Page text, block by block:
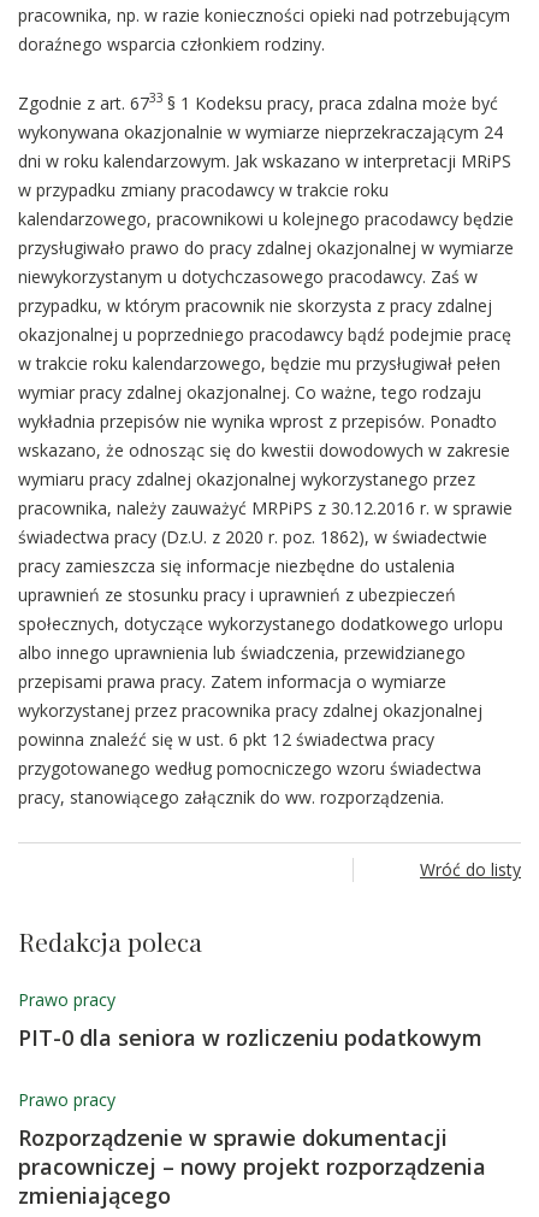
pracownika, np. w razie konieczności opieki nad potrzebującym
doraźnego wsparcia członkiem rodziny.
Zgodnie z art. 6733 § 1 Kodeksu pracy, praca zdalna może być
wykonywana okazjonalnie w wymiarze nieprzekraczającym 24
dni w roku kalendarzowym. Jak wskazano w interpretacji MRiPS
w przypadku zmiany pracodawcy w trakcie roku
kalendarzowego, pracownikowi u kolejnego pracodawcy będzie
przysługiwało prawo do pracy zdalnej okazjonalnej w wymiarze
niewykorzystanym u dotychczasowego pracodawcy. Zaś w
przypadku, w którym pracownik nie skorzysta z pracy zdalnej
okazjonalnej u poprzedniego pracodawcy bądź podejmie pracę
w trakcie roku kalendarzowego, będzie mu przysługiwał pełen
wymiar pracy zdalnej okazjonalnej. Co ważne, tego rodzaju
wykładnia przepisów nie wynika wprost z przepisów. Ponadto
wskazano, że odnosząc się do kwestii dowodowych w zakresie
wymiaru pracy zdalnej okazjonalnej wykorzystanego przez
pracownika, należy zauważyć MRPiPS z 30.12.2016 r. w sprawie
świadectwa pracy (Dz.U. z 2020 r. poz. 1862), w świadectwie
pracy zamieszcza się informacje niezbędne do ustalenia
uprawnień ze stosunku pracy i uprawnień z ubezpieczeń
społecznych, dotyczące wykorzystanego dodatkowego urlopu
albo innego uprawnienia lub świadczenia, przewidzianego
przepisami prawa pracy. Zatem informacja o wymiarze
wykorzystanej przez pracownika pracy zdalnej okazjonalnej
powinna znaleźć się w ust. 6 pkt 12 świadectwa pracy
przygotowanego według pomocniczego wzoru świadectwa
pracy, stanowiącego załącznik do ww. rozporządzenia.
Wróć do listy
Redakcja poleca
Prawo pracy
PIT-0 dla seniora w rozliczeniu podatkowym
Prawo pracy
Rozporządzenie w sprawie dokumentacji
pracowniczej – nowy projekt rozporządzenia
zmieniającego